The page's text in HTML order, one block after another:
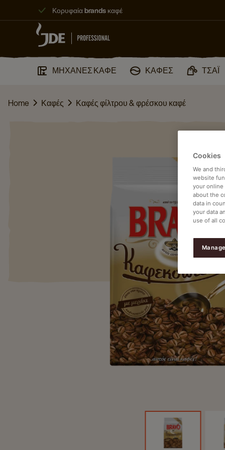
Κορυφαία brands καφέ
ΜΗΧΑΝΈΣ ΚΑΦΈ ΚΑΦΈΣ ΤΣΆΙ
Home Καφές Καφές φίλτρου & φρέσκου καφέ
Cookies
We and
website
your online
about the
data in
your data
use of all